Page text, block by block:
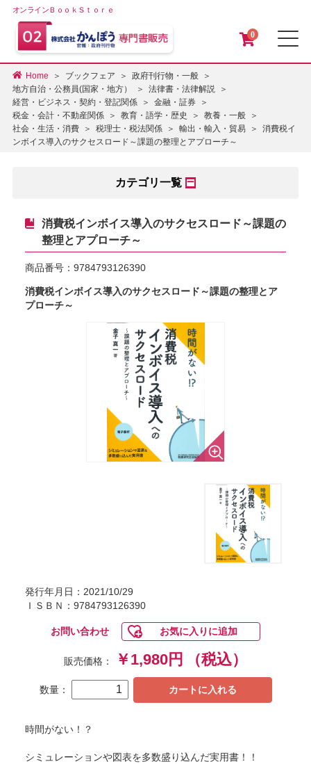
オンラインＢｏｏｋＳｔｏｒｅ
0
Home ブックフェア
政府刊行物・一般
地方自治・公務員(国家・地方）
法律書・法律解説
経営・ビジネス・契約・登記関係
金融・証券
税金・会計・不動産関係
教育・語学・歴史
教養・一般
社会・生活・消費
税理士・税法関係 輸出・輸入・貿易
消費税イ
ンボイス導入のサクセスロード～課題の整理とアプローチ～
カテゴリ一覧
消費税インボイス導入のサクセスロード～課題の
整理とアプローチ～
商品番号： 9784793126390
消費税インボイス導入のサクセスロード～課題の整理とア
プローチ～
発行年月日：2021/10/29
ＩＳＢＮ：9784793126390
お問い合わせ お気に入りに追加
販売価格： ￥1,980円 （税込）
数量： カートに入れる
時間がない！？
シミュレーションや図表を多数盛り込んだ実用書！！